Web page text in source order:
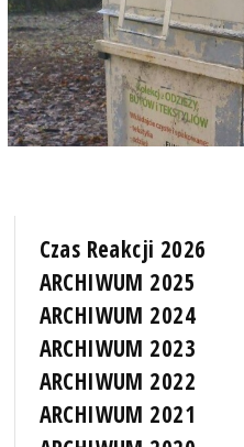
Czas Reakcji 2026
ARCHIWUM 2025
ARCHIWUM 2024
ARCHIWUM 2023
ARCHIWUM 2022
ARCHIWUM 2021